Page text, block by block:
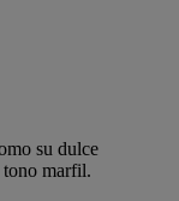
su dulce
tono marfil.